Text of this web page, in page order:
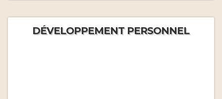
DÉVELOPPEMENT PERSONNEL